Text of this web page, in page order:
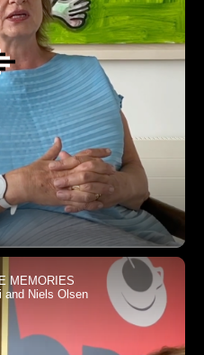
MEMORIES
and Niels Olsen